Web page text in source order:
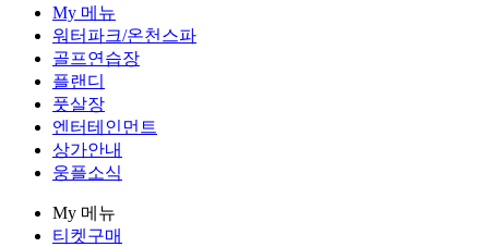
My 메뉴
워터파크/온천스파
골프연습장
플랜디
풋살장
엔터테인먼트
상가안내
웅플소식
My 메뉴
티켓구매